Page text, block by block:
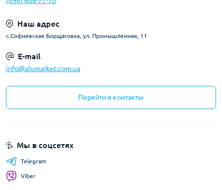
Наш адрес
с.Софиевская Борщаговка, ул. Промышленная, 11
E-mail
info@alumarket.com.ua
Перейти в контакты
Мы в соцсетях
Telegram
Viber